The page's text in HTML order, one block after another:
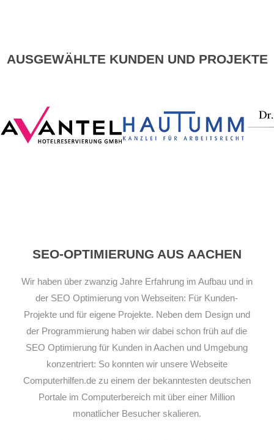
AUSGEWÄHLTE KUNDEN UND PROJEKTE
SEO-OPTIMIERUNG AUS AACHEN
Wir haben über zwanzig Jahre Erfahrung im Aufbau und in
der SEO Optimierung von Webseiten: Für Kunden-
Projekte und für eigene Projekte. Neben dem Design und
der Programmierung haben wir dabei schon früh auf die
SEO Optimierung für Kunden in Aachen und Umgebung
konzentriert: So konnten wir unsere Webseite
Computerhilfen.de zu einem der bekanntesten deutschen
Portale im Computerbereich mit über einer Million
monatlicher Besucher skalieren.